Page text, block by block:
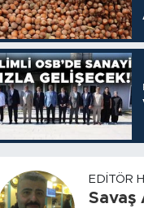
EDITÖR
Savaş